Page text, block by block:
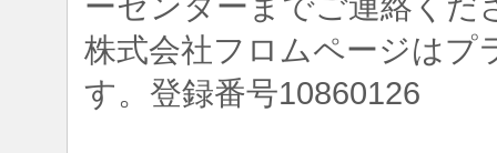
株式会社フロムページはプ
す。登録番号10860126